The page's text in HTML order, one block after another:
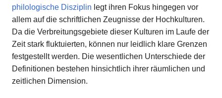
philologische Disziplin legt ihren Fokus hingegen vor
allem auf die schriftlichen Zeugnisse der Hochkulturen.
Da die Verbreitungsgebiete dieser Kulturen im Laufe der
Zeit stark fluktuierten, können nur leidlich klare Grenzen
festgestellt werden. Die wesentlichen Unterschiede der
Definitionen bestehen hinsichtlich ihrer räumlichen und
zeitlichen Dimension.